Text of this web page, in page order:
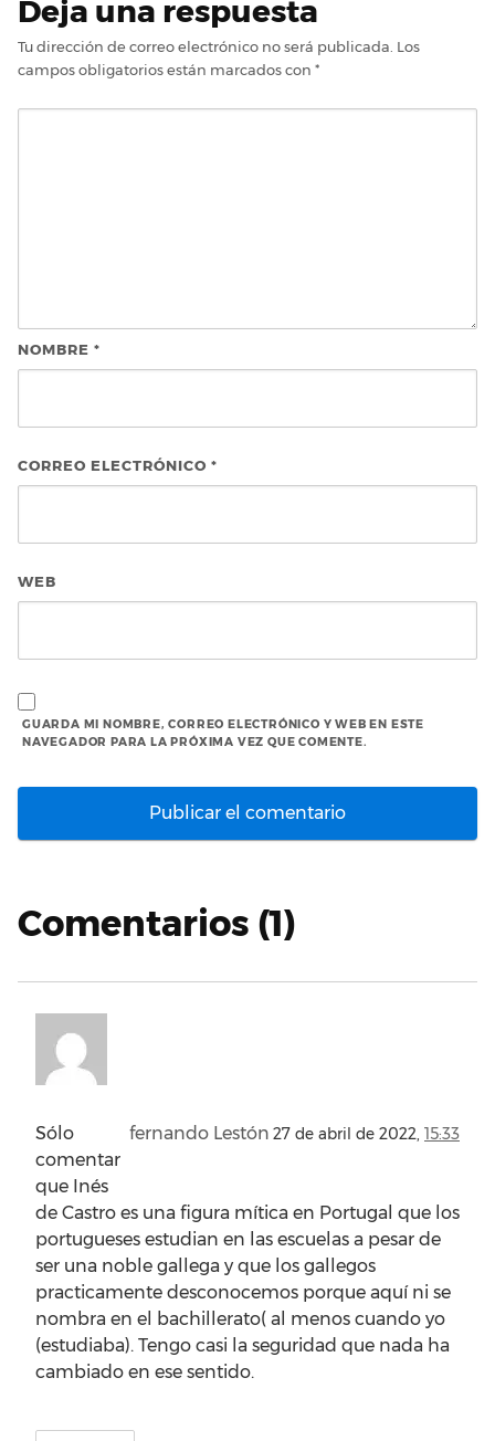
Deja una respuesta
Tu dirección de correo electrónico no será publicada. Los
campos obligatorios están marcados con *
NOMBRE *
CORREO ELECTRÓNICO *
WEB
GUARDA MI NOMBRE, CORREO ELECTRÓNICO Y WEB EN ESTE
NAVEGADOR PARA LA PRÓXIMA VEZ QUE COMENTE.
Comentarios (1)
fernando Lestón 27 de abril de 2022, 15:33
Sólo
comentar
que Inés
de Castro es una figura mítica en Portugal que los
portugueses estudian en las escuelas a pesar de
ser una noble gallega y que los gallegos
practicamente desconocemos porque aquí ni se
nombra en el bachillerato( al menos cuando yo
(estudiaba). Tengo casi la seguridad que nada ha
cambiado en ese sentido.